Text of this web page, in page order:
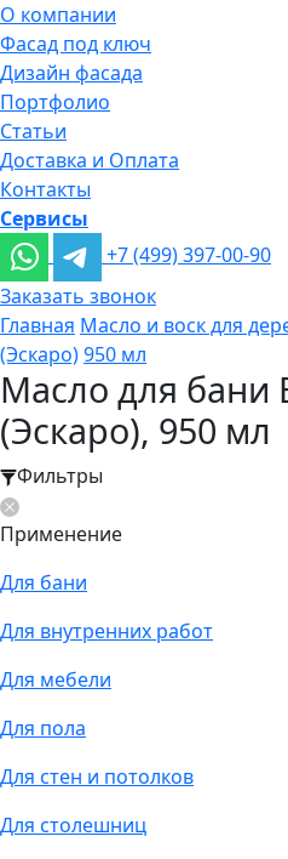
О компании
Фасад под ключ
Дизайн фасада
Портфолио
Статьи
Доставка и Оплата
Контакты
Сервисы
+7 (499) 397-00-90
Заказать звонок
Главная Масло и воск для
(Эскаро)950 мл
Масло для бани
(Эскаро), 950 мл
Фильтры
Применение
Для бани
Для внутренних работ
Для мебели
Для пола
Для стен и потолков
Для столешниц